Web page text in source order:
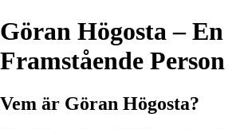
Göran Högosta – En
Framstående Person
Vem är Göran Högosta?